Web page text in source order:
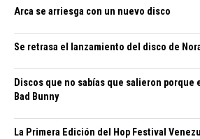
Arca se arriesga con un nuevo disco
Se retrasa el lanzamiento del disco de
Discos que no sabías que salieron porque
Bad Bunny
La Primera Edición del Hop Festival